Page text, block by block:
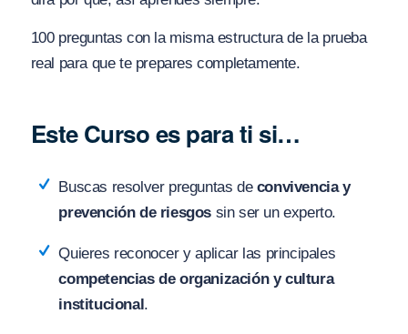
100 preguntas con la misma estructura de la prueba
real para que te prepares completamente.
Este Curso es para ti si…
Buscas resolver preguntas de convivencia y
prevención de riesgos sin ser un experto.
Quieres reconocer y aplicar las principales
competencias de organización y cultura
institucional.